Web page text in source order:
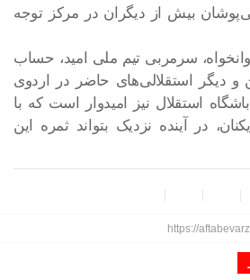
بیش از دیگران در مرکز توجه
سرمربی تیم ملی امید، حساب
دیگر استقلالی‌های حاضر در اردوی
استقلال نیز امیدوار است که با
در آینده نزدیک بتواند ثمره این
https://